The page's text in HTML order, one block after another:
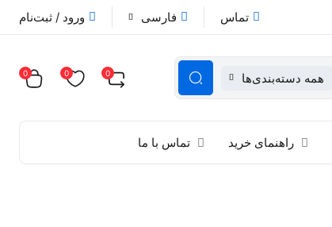
تماس فارسی ورود / ثبت‌نام
همه دسته‌بندی‌ها 0
0
0
راهنمای خرید تماس با ما